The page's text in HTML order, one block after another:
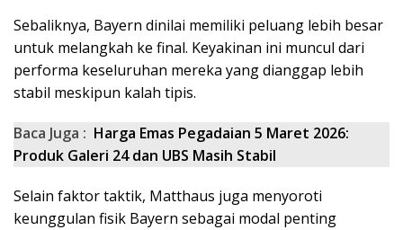
Sebaliknya, Bayern dinilai memiliki peluang lebih besar
untuk melangkah ke final. Keyakinan ini muncul dari
performa keseluruhan mereka yang dianggap lebih
stabil meskipun kalah tipis.
Baca Juga : Harga Emas Pegadaian 5 Maret 2026:
Produk Galeri 24 dan UBS Masih Stabil
Selain faktor taktik, Matthaus juga menyoroti
keunggulan fisik Bayern sebagai modal penting